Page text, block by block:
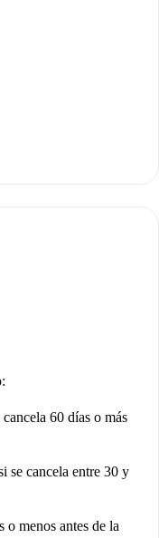
cancela 60 días o más
se cancela entre 30 y
o menos antes de la